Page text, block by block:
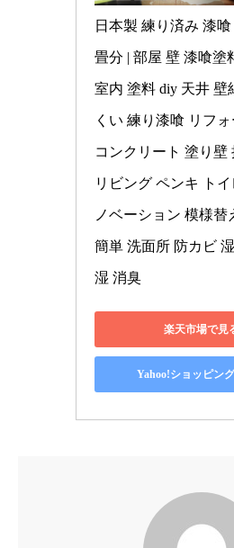
日本製 練り済み 漆喰
畳分 | 部屋 壁 漆喰塗
室内 塗料 diy 天井 壁
くい 練り漆喰 リフ
コンクリート 塗り壁
リビング ペンキ トイ
ノベーション 模様替
簡単 洗面所 防カビ
湿 消臭
楽天市場で見
Yahoo!ショッピン